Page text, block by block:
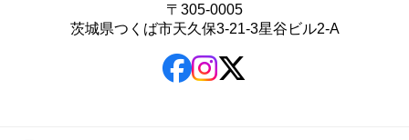
〒305-0005
茨城県つくば市天久保3-21-3星谷ビル2-A